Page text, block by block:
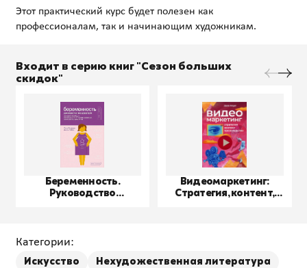
Этот практический курс будет полезен как
Входит в серию книг "Сезон больших
скидок"
Беременность.
Руководство
Видеомаркетинг:
Стратегия, контент,
Категории:
Искусство Нехудожественная литература